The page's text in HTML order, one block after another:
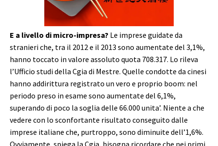
E a livello di micro-impresa? Le imprese guidate da
stranieri che, tra il 2012 e il 2013 sono aumentate del 3,1%,
hanno toccato in valore assoluto quota 708.317. Lo rileva
l’Ufficio studi della Cgia di Mestre. Quelle condotte da cinesi
hanno addirittura registrato un vero e proprio boom: nel
periodo preso in esame sono aumentate del 6,1%,
superando di poco la soglia delle 66.000 unita’. Niente a che
vedere con lo sconfortante risultato conseguito dalle
imprese italiane che, purtroppo, sono diminuite dell’1,6%.
Ovviamente, spiega la Cgia, bisogna ricordare che nei primi